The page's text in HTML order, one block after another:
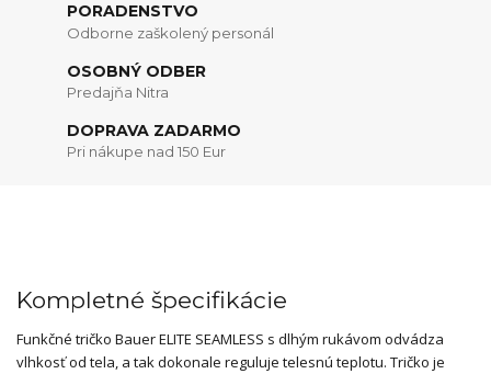
PORADENSTVO
Odborne zaškolený personál
OSOBNÝ ODBER
Predajňa Nitra
DOPRAVA ZADARMO
Pri nákupe nad 150 Eur
Kompletné špecifikácie
Funkčné tričko Bauer ELITE SEAMLESS s dlhým rukávom odvádza
vlhkosť od tela, a tak dokonale reguluje telesnú teplotu. Tričko je